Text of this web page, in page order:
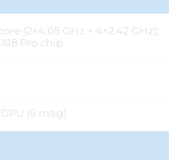
(2×4.05 GHz + 4×2.42 GHz);
Pro chip
(6 mag)